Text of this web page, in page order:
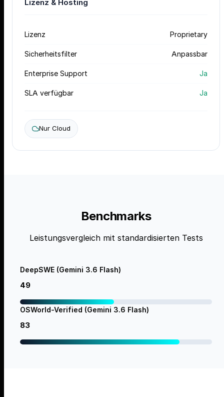
Lizenz & Hosting
Lizenz Proprietary
Sicherheitsfilter Anpassbar
Enterprise Support Ja
SLA verfügbar Ja
Nur Cloud
Benchmarks
Leistungsvergleich mit standardisierten Tests
DeepSWE (Gemini 3.6 Flash)
49
OSWorld-Verified (Gemini 3.6 Flash)
83